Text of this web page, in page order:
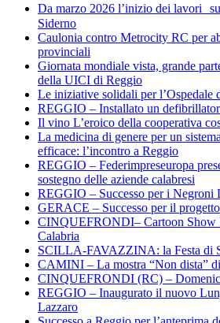
Da marzo 2026 l’inizio dei lavori
Siderno
Caulonia contro Metrocity RC per
provinciali
Giornata mondiale vista, grande
della UICI di Reggio
Le iniziative solidali per l’Ospedale
REGGIO – Installato un
Il vino L’eroico della cooperativa
La medicina di genere per un
efficace: l’incontro a Reggio
REGGIO – Federimpreseuropa
sostegno delle aziende calabresi
REGGIO – Successo per i Negroni
GERACE – Successo per il
CINQUEFRONDI– Cartoon Show
Calabria
SCILLA-FAVAZZINA: la Festa di
CAMINI – La mostra “Non dista”
CINQUEFRONDI (RC) –
REGGIO – Inaugurato il nuovo
Lazzaro